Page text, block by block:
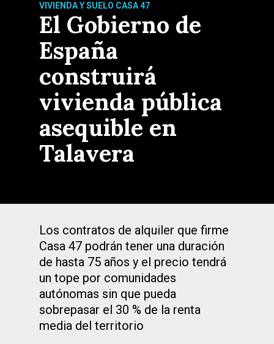
VIVIENDA Y SUELO CASA 47
El Gobierno de
España
construirá
vivienda pública
asequible en
Talavera
Los contratos de alquiler que firme
Casa 47 podrán tener una duración
de hasta 75 años y el precio tendrá
un tope por comunidades
autónomas sin que pueda
sobrepasar el 30 % de la renta
media del territorio